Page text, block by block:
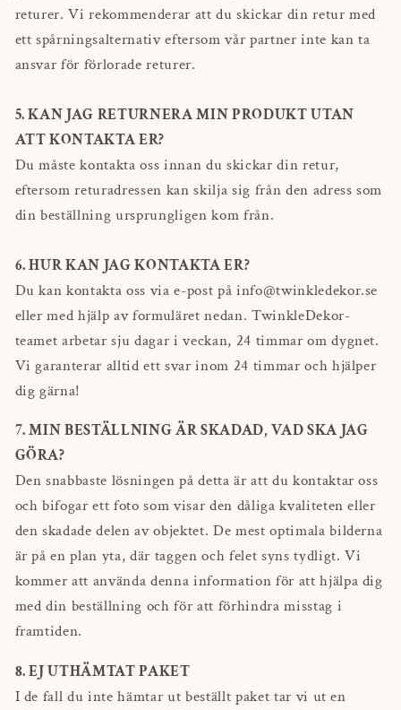
returer. Vi rekommenderar att du skickar din retur med
ett spårningsalternativ eftersom vår partner inte kan ta
ansvar för förlorade returer.
5. KAN JAG RETURNERA MIN PRODUKT UTAN
ATT KONTAKTA ER?
Du måste kontakta oss innan du skickar din retur,
eftersom returadressen kan skilja sig från den adress som
din beställning ursprungligen kom från.
6. HUR KAN JAG KONTAKTA ER?
Du kan kontakta oss via e-post på info@twinkledekor.se
eller med hjälp av formuläret nedan. TwinkleDekor-
teamet arbetar sju dagar i veckan, 24 timmar om dygnet.
Vi garanterar alltid ett svar inom 24 timmar och hjälper
dig gärna!
7. MIN BESTÄLLNING ÄR SKADAD, VAD SKA JAG
GÖRA?
Den snabbaste lösningen på detta är att du kontaktar oss
och bifogar ett foto som visar den dåliga kvaliteten eller
den skadade delen av objektet. De mest optimala bilderna
är på en plan yta, där taggen och felet syns tydligt. Vi
kommer att använda denna information för att hjälpa dig
med din beställning och för att förhindra misstag i
framtiden.
8. EJ UTHÄMTAT PAKET
I de fall du inte hämtar ut beställt paket tar vi ut en